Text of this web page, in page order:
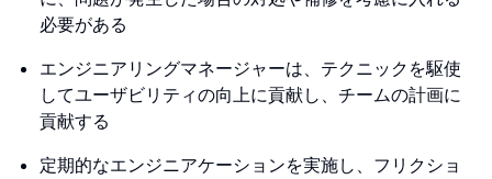
必要がある
エンジニアリングマネージャーは、テクニックを駆使
してユーザビリティの向上に貢献し、チームの計画に
貢献する
定期的なエンジニアケーションを実施し、フリクショ